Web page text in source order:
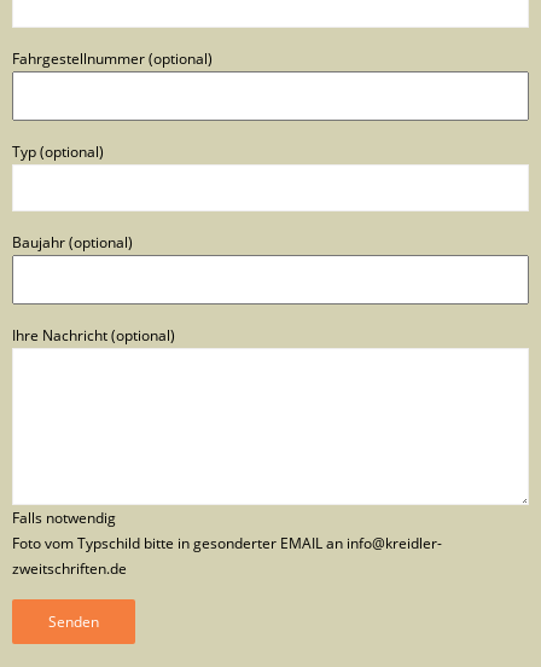
Links
Kontakt
Fahrgestellnummer (optional)
Typ (optional)
Baujahr (optional)
Ihre Nachricht (optional)
Falls notwendig
Foto vom Typschild bitte in gesonderter EMAIL an info@kreidler-
zweitschriften.de